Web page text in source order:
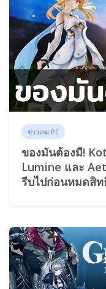
ข่าวเกม PC
ของมันต้องมี!
Lumine และ
รีบไปก่อนหมดสิท